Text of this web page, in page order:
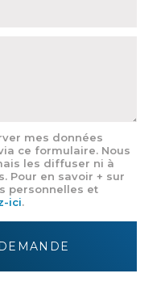
mes données
ce formulaire. Nous
les diffuser ni à
Pour en savoir + sur
personnelles et
ici.